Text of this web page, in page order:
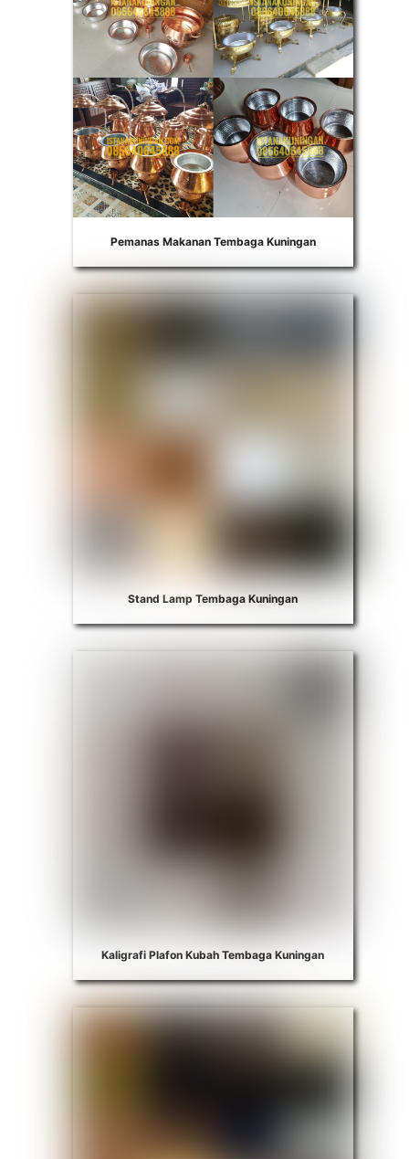
Pemanas Makanan Tembaga Kuningan
Stand Lamp Tembaga Kuningan
Kaligrafi Plafon Kubah Tembaga Kuningan